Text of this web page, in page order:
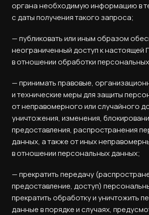
органа необходимую информацию в
с даты получения такого запроса;
— публиковать или иным образом
неограниченный доступ к настоящей
в отношении обработки
— принимать правовые,
и технические меры для защиты
от неправомерного или случайного
уничтожения, изменения,
предоставления, распространения
данных, а также от иных
в отношении персональных данных;
— прекратить передачу
предоставление, доступ)
прекратить обработку и уничтожить
данные в порядке и случаях,